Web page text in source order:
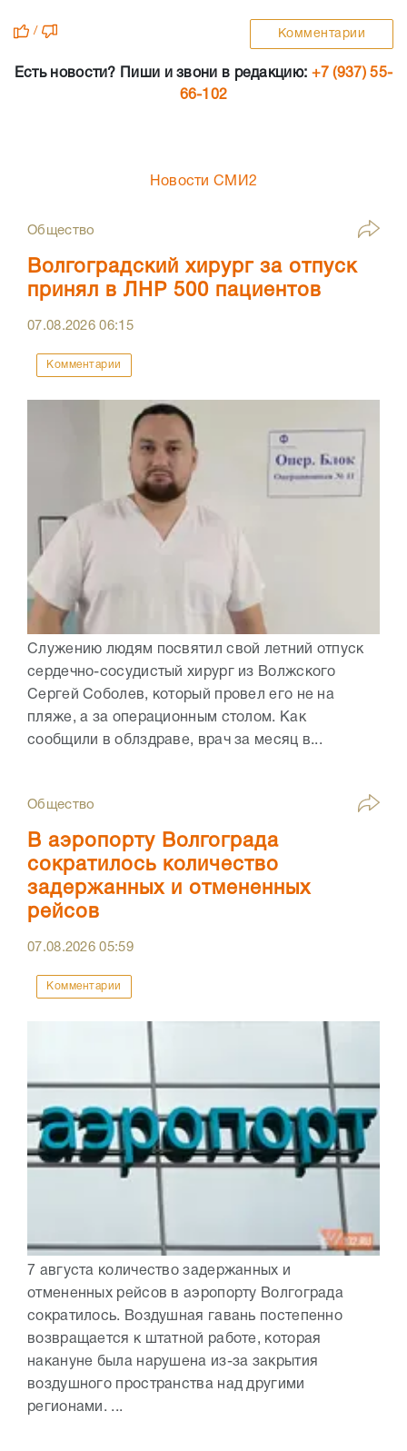
/ Комментарии
Есть новости? Пиши и звони в редакцию: +7 (937) 55-
66-102
Новости СМИ2
Общество
Волгоградский хирург за отпуск
принял в ЛНР 500 пациентов
07.08.202606:15
Комментарии
Служению людям посвятил свой летний отпуск
сердечно-сосудистый хирург из Волжского
Сергей Соболев, который провел его не на
пляже, а за операционным столом. Как
сообщили в облздраве, врач за месяц в...
Общество
В аэропорту Волгограда
сократилось количество
задержанных и отмененных
рейсов
07.08.202605:59
Комментарии
7 августа количество задержанных и
отмененных рейсов в аэропорту Волгограда
сократилось. Воздушная гавань постепенно
возвращается к штатной работе, которая
накануне была нарушена из-за закрытия
воздушного пространства над другими
регионами. ...